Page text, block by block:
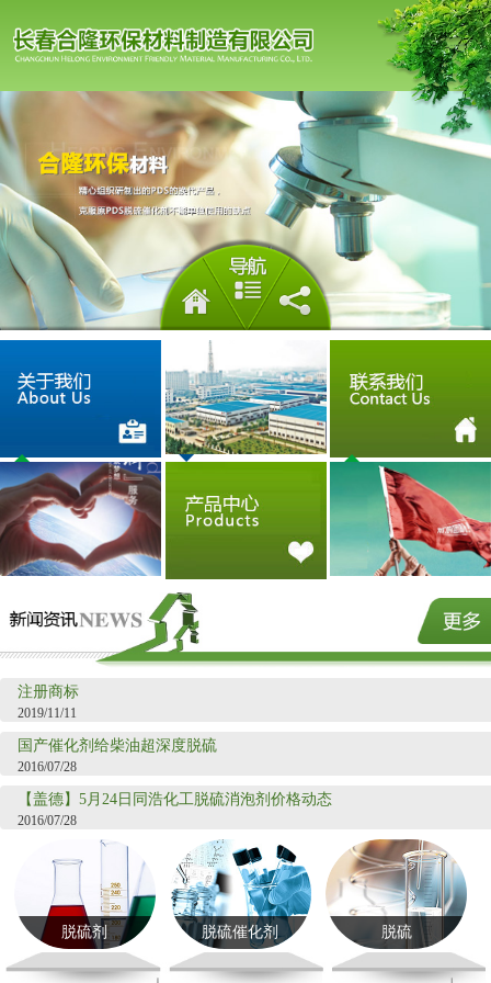
注册商标
2019/11/11
国产催化剂给柴油超深度脱硫
2016/07/28
【盖德】5月24日同浩化工脱硫消泡剂价格动态
2016/07/28
脱硫剂 脱硫催化剂 脱硫